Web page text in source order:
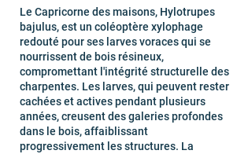
Le Capricorne des maisons, Hylotrupes
bajulus, est un coléoptère xylophage
redouté pour ses larves voraces qui se
nourrissent de bois résineux,
compromettant l'intégrité structurelle des
charpentes. Les larves, qui peuvent rester
cachées et actives pendant plusieurs
années, creusent des galeries profondes
dans le bois, affaiblissant
progressivement les structures. La